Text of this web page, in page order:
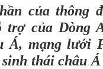
của thông
trợ của Dòng
Á, mạng lưới
thái châu